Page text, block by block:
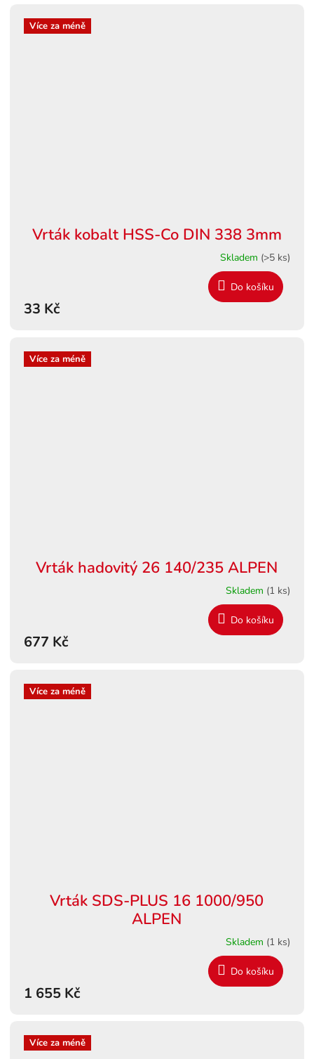
Více za méně
Vrták kobalt HSS-Co DIN 338 3mm
Skladem (>5 ks)
33 Kč
Do košíku
Více za méně
Vrták hadovitý 26 140/235 ALPEN
Skladem (1 ks)
677 Kč
Do košíku
Více za méně
Vrták SDS-PLUS 16 1000/950
ALPEN
Skladem (1 ks)
1 655 Kč
Do košíku
Více za méně